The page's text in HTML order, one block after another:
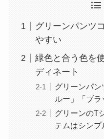
グリーンパンツ
やすい
緑色と合う色を
ディネート
グリーンパ
ルー」「ブ
グリーンのT
テムはシンプ